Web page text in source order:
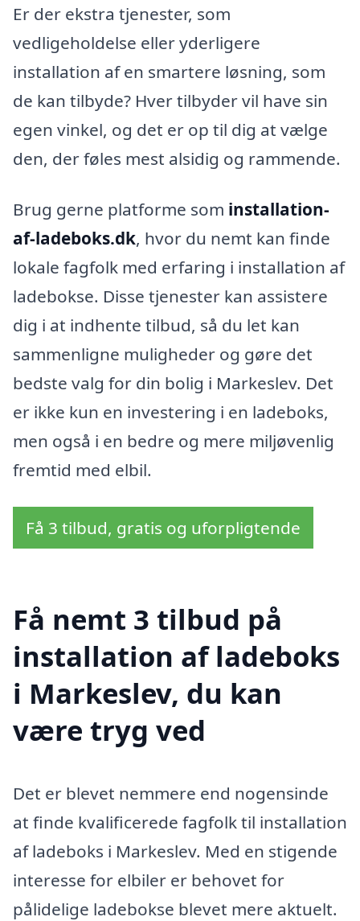
Er der ekstra tjenester, som
vedligeholdelse eller yderligere
installation af en smartere løsning, som
de kan tilbyde? Hver tilbyder vil have sin
egen vinkel, og det er op til dig at vælge
den, der føles mest alsidig og rammende.
Brug gerne platforme som installation-
af-ladeboks.dk, hvor du nemt kan finde
lokale fagfolk med erfaring i installation af
ladebokse. Disse tjenester kan assistere
dig i at indhente tilbud, så du let kan
sammenligne muligheder og gøre det
bedste valg for din bolig i Markeslev. Det
er ikke kun en investering i en ladeboks,
men også i en bedre og mere miljøvenlig
fremtid med elbil.
Få 3 tilbud, gratis og uforpligtende
Få nemt 3 tilbud på
installation af ladeboks
i Markeslev, du kan
være tryg ved
Det er blevet nemmere end nogensinde
at finde kvalificerede fagfolk til installation
af ladeboks i Markeslev. Med en stigende
interesse for elbiler er behovet for
pålidelige ladebokse blevet mere aktuelt.